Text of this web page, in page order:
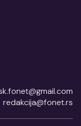
redakcija@fonet.rs